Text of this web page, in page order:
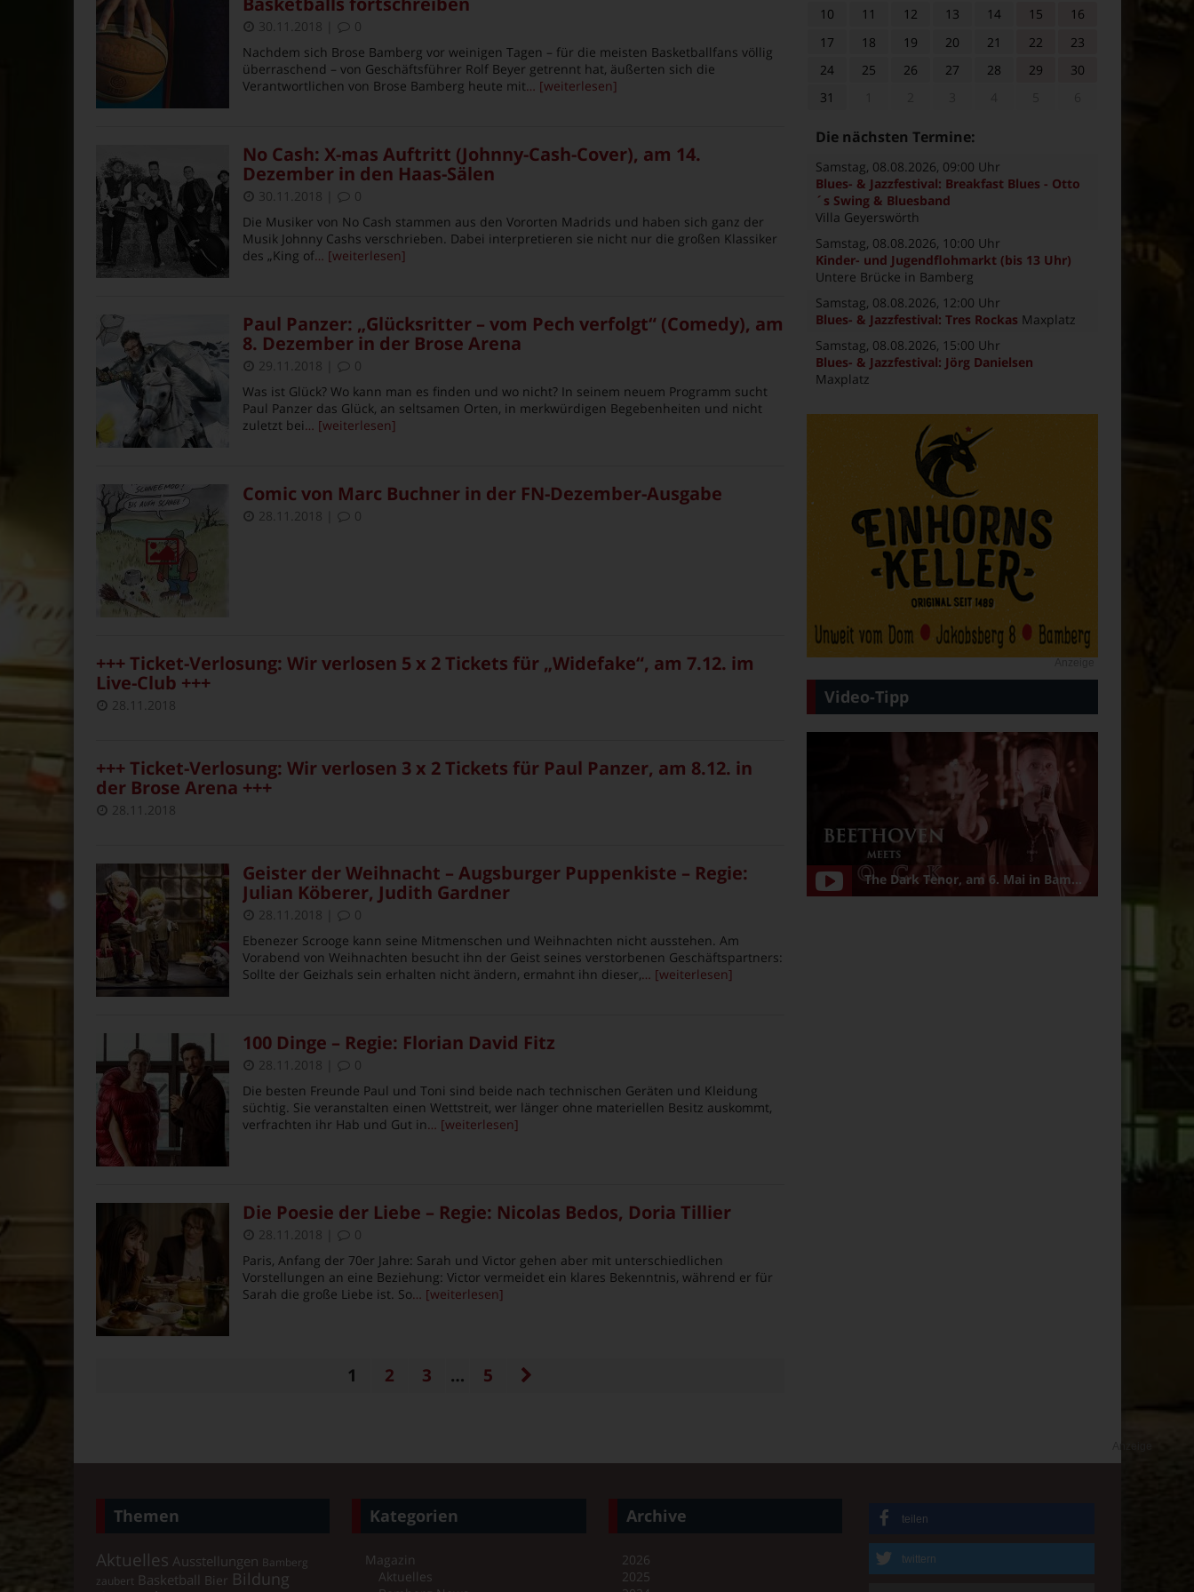
30.11.2018
0
Nachdem sich Brose Bamberg vor weinigen Tagen – für die meisten Basketballfans völlig
überraschend – von Geschäftsführer Rolf Beyer getrennt hat, äußerten sich die
Verantwortlichen von Brose Bamberg heute mit… [weiterlesen]
No Cash: X-mas Auftritt (Johnny-Cash-Cover), am 14.
Dezember in den Haas-Sälen
30.11.2018
0
Die Musiker von No Cash stammen aus den Vororten Madrids und haben sich ganz der
Musik Johnny Cashs verschrieben. Dabei interpretieren sie nicht nur die großen Klassiker
des „King of… [weiterlesen]
Paul Panzer: „Glücksritter – vom Pech verfolgt“ (Comedy), am
8. Dezember in der Brose Arena
29.11.2018
0
Was ist Glück? Wo kann man es finden und wo nicht? In seinem neuem Programm sucht
Paul Panzer das Glück, an seltsamen Orten, in merkwürdigen Begebenheiten und nicht
zuletzt bei… [weiterlesen]
Comic von Marc Buchner in der FN-Dezember-Ausgabe
28.11.2018 0
+++ Ticket-Verlosung: Wir verlosen 5 x 2 Tickets für „Widefake“, am 7.12. im
Live-Club +++
28.11.2018
+++ Ticket-Verlosung: Wir verlosen 3 x 2 Tickets für Paul Panzer, am 8.12. in
der Brose Arena +++
28.11.2018
Geister der Weihnacht – Augsburger Puppenkiste – Regie:
Julian Köberer, Judith Gardner
28.11.2018
0
Ebenezer Scrooge kann seine Mitmenschen und Weihnachten nicht ausstehen. Am
Vorabend von Weihnachten besucht ihn der Geist seines verstorbenen Geschäftspartners:
Sollte der Geizhals sein erhalten nicht ändern, ermahnt ihn dieser,… [weiterlesen]
100 Dinge – Regie: Florian David Fitz
28.11.2018
0
Die besten Freunde Paul und Toni sind beide nach technischen Geräten und Kleidung
süchtig. Sie veranstalten einen Wettstreit, wer länger ohne materiellen Besitz auskommt,
verfrachten ihr Hab und Gut in… [weiterlesen]
Die Poesie der Liebe – Regie: Nicolas Bedos, Doria Tillier
28.11.2018
0
Paris, Anfang der 70er Jahre: Sarah und Victor gehen aber mit unterschiedlichen
Vorstellungen an eine Beziehung: Victor vermeidet ein klares Bekenntnis, während er für
Sarah die große Liebe ist. So… [weiterlesen]
1 2 3 … 5
10
11 12 13 14 15
16
17
18 19 20 21 22
23
24
25 26 27 28 29
30
31
Die nächsten Termine:
Samstag, 08.08.2026, 09:00 Uhr
Blues- & Jazzfestival: Breakfast Blues - Otto
´s Swing & Bluesband
Villa Geyerswörth
Samstag, 08.08.2026, 10:00 Uhr
Kinder- und Jugendflohmarkt (bis 13 Uhr)
Untere Brücke in Bamberg
Samstag, 08.08.2026, 12:00 Uhr
Blues- & Jazzfestival: Tres Rockas Maxplatz
Samstag, 08.08.2026, 15:00 Uhr
Blues- & Jazzfestival: Jörg Danielsen
Maxplatz
Video-Tipp
The Dark Tenor, am 6. Mai in Bamberg
Themen
Aktuelles Ausstellungen Bamberg
zaubert Basketball Bier Bildung
Kategorien
Magazin
Aktuelles
Archive
2026
2025
teilen
twittern